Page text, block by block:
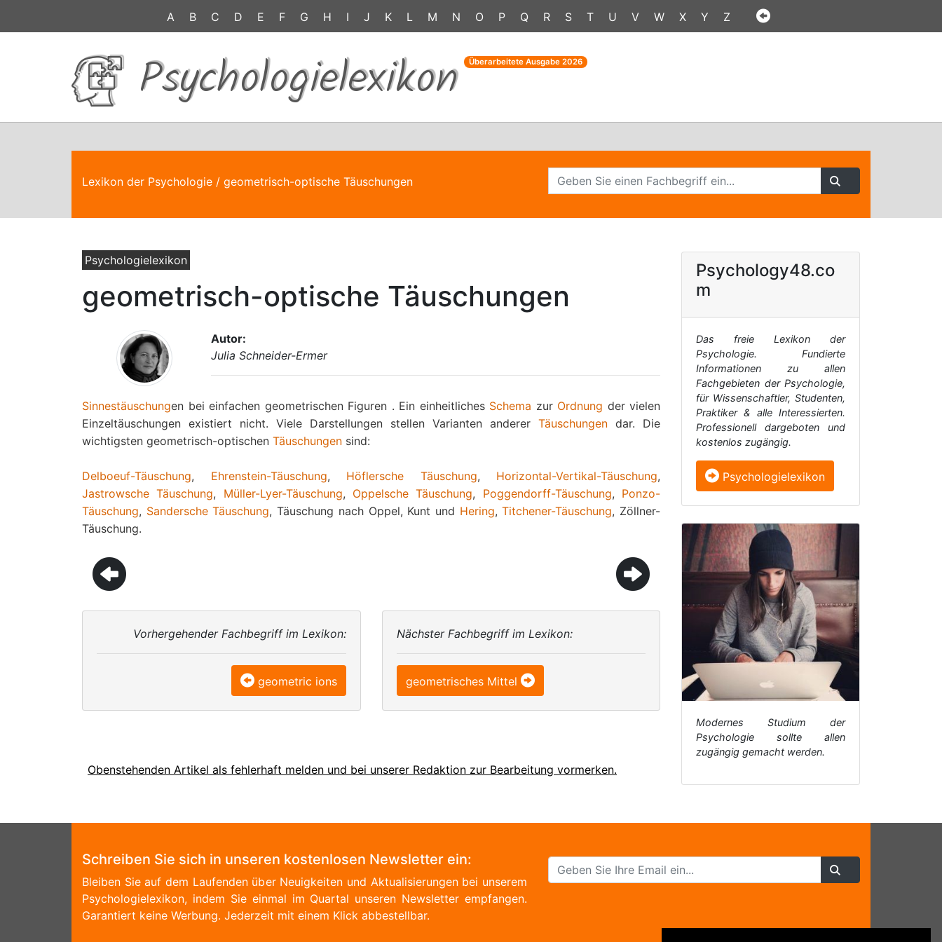
A B C D E F G H I J K L M N O P Q R S T U V W X Y Z
Psychologielexikon Überarbeitete Ausgabe 2026
Lexikon der Psychologie / geometrisch-optische Täuschungen
Psychologielexikon
geometrisch-optische Täuschungen
Autor:
Julia Schneider-Ermer
Sinnestäuschungen bei einfachen geometrischen Figuren . Ein einheitliches Schema zur Ordnung der vielen
Einzeltäuschungen existiert nicht. Viele Darstellungen stellen Varianten anderer Täuschungen dar. Die
wichtigsten geometrisch-optischen Täuschungen sind:
Delboeuf-Täuschung, Ehrenstein-Täuschung, Höflersche Täuschung, Horizontal-Vertikal-Täuschung,
Jastrowsche Täuschung, Müller-Lyer-Täuschung, Oppelsche Täuschung, Poggendorff-Täuschung, Ponzo-
Täuschung, Sandersche Täuschung, Täuschung nach Oppel, Kunt und Hering,Titchener-Täuschung, Zöllner-
Täuschung.
Vorhergehender Fachbegriff im Lexikon:
geometric ions
Nächster Fachbegriff im Lexikon:
geometrisches Mittel
Obenstehenden Artikel als fehlerhaft melden und bei unserer Redaktion zur Bearbeitung vormerken.
Psychology48.co
m
Das freie Lexikon der
Psychologie. Fundierte
Informationen zu allen
Fachgebieten der Psychologie,
für Wissenschaftler, Studenten,
Praktiker & alle Interessierten.
Professionell dargeboten und
kostenlos zugängig.
Psychologielexikon
Modernes Studium der
Psychologie sollte allen
zugängig gemacht werden.
Schreiben Sie sich in unseren kostenlosen Newsletter ein:
Bleiben Sie auf dem Laufenden über Neuigkeiten und Aktualisierungen bei unserem
Psychologielexikon, indem Sie einmal im Quartal unseren Newsletter empfangen.
Garantiert keine Werbung. Jederzeit mit einem Klick abbestellbar.